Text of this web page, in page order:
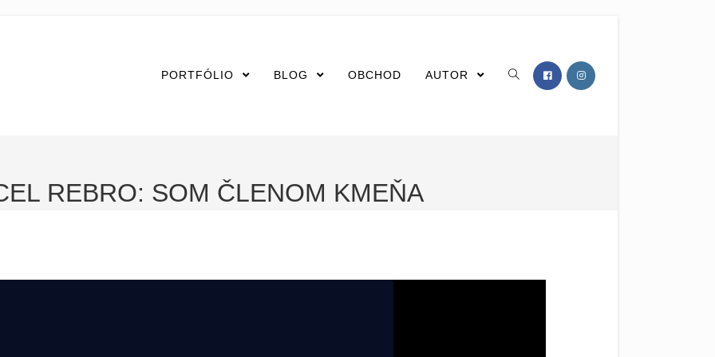
PORTFÓLIO BLOG OBCHOD AUTOR
REBRO: SOM ČLENOM KMEŇA